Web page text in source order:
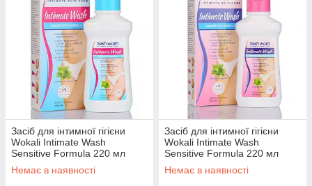
Засіб для інтимної гігієни
Wokali Intimate Wash
Sensitive Formula 220 мл
Немає в наявності
Засіб для інтимної гігієни
Wokali Intimate Wash
Sensitive Formula 220 мл
Немає в наявності